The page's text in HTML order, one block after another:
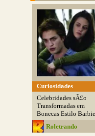
Curiosidades
Celebridades sÃ£o
Transformadas em
Bonecas Estilo Barbie
Roletrando